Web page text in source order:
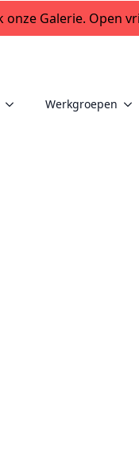
onze Galerie. Open
Werkgroepen